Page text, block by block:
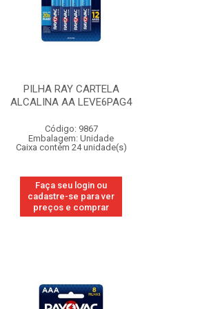
PILHA RAY CARTELA
ALCALINA AA LEVE6PAG4
Código: 9867
Embalagem: Unidade
Caixa contém 24 unidade(s)
Faça seu login ou
cadastre-se para ver
preços e comprar